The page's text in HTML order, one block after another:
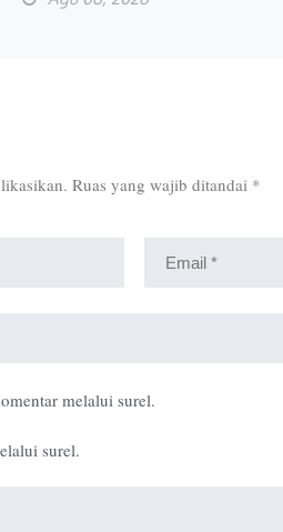
Ruas yang wajib ditandai *
melalui surel.
surel.